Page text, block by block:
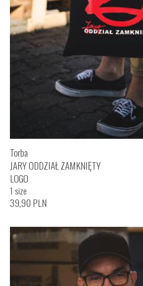
Torba
JARY ODDZIAŁ ZAMKNIĘTY
LOGO
1 size
39,90 PLN